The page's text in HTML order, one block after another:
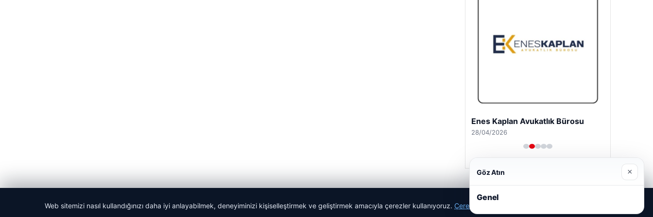
Enes Kaplan Avukatlık Bürosu
28/04/2026
© 2026 Son Dakika Güncel – Güncel Haberler
Web sitemizi nasıl kullandığınızı daha iyi anlayabilmek, deneyiminizi kişiselleştirmek ve geliştirmek amacıyla çerezler kullanıyoruz. Çerez Politikamız
Göz Atın ×
Genel